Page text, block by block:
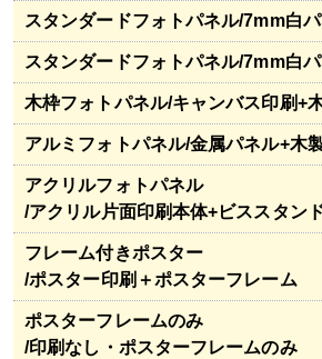
スタンダードフォトパネル/7mm白
スタンダードフォトパネル/7mm白
木枠フォトパネル/キャンバス印刷+
アルミフォトパネル/金属パネル+木
アクリルフォトパネル
/アクリル片面印刷本体+ビススタン
フレーム付きポスター
/ポスター印刷＋ポスターフレーム
ポスターフレームのみ
/印刷なし・ポスターフレームのみ